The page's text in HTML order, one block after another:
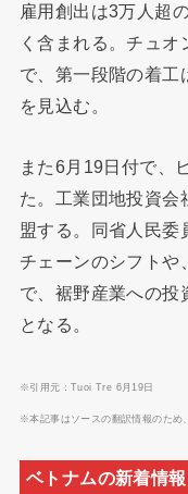
雇用創出は3万人超
く含まれる。チュ
で、第一段階の着工
を見込む。
また6月19日付で、
た。工業団地投資会
盟する。同省人民委
チェーンのシフトや
で、裾野産業への投
となる。
※引用元：Tuoi Tre 6月19日
※本記事はソースの翻訳情報のため